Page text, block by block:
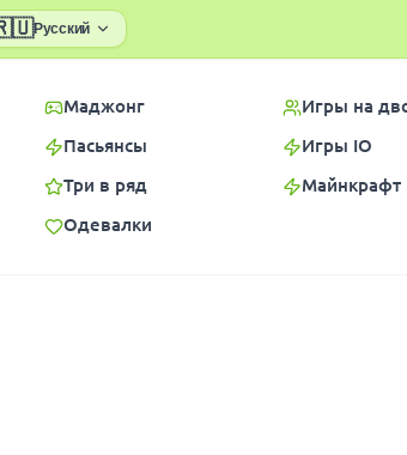
Русский
Маджонг
Пасьянсы
Три в ряд
Одевалки
Игры на
Игры IO
Майнкрафт